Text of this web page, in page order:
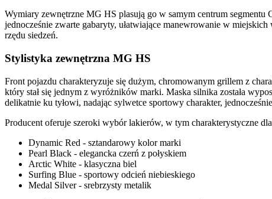
Wymiary zewnętrzne MG HS plasują go w samym centrum
jednocześnie zwarte gabaryty, ułatwiające manewrowanie w
rzędu siedzeń.
Stylistyka zewnętrzna MG HS
Front pojazdu charakteryzuje się dużym, chromowanym grillem z
który stał się jednym z wyróżników marki. Maska silnika została
delikatnie ku tyłowi, nadając sylwetce sportowy charakter,
Producent oferuje szeroki wybór lakierów, w tym charakterystyczne
Dynamic Red - sztandarowy kolor marki
Pearl Black - elegancka czerń z połyskiem
Arctic White - klasyczna biel
Surfing Blue - sportowy odcień niebieskiego
Medal Silver - srebrzysty metalik